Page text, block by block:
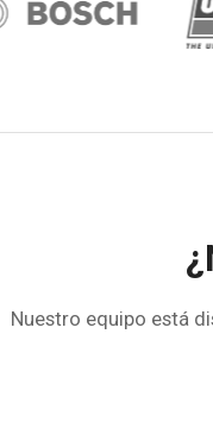
Nuestro equipo está